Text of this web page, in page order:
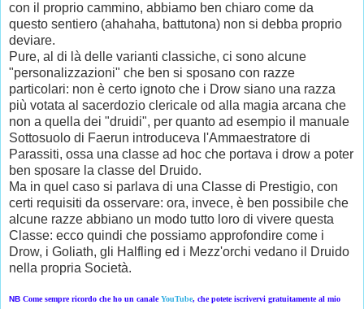
con il proprio cammino, abbiamo ben chiaro come da
questo sentiero (ahahaha, battutona) non si debba proprio
deviare.
Pure, al di là delle varianti classiche, ci sono alcune
"personalizzazioni" che ben si sposano con razze
particolari: non è certo ignoto che i Drow siano una razza
più votata al sacerdozio clericale od alla magia arcana che
non a quella dei "druidi", per quanto ad esempio il manuale
Sottosuolo di Faerun introduceva l'Ammaestratore di
Parassiti, ossa una classe ad hoc che portava i drow a poter
ben sposare la classe del Druido.
Ma in quel caso si parlava di una Classe di Prestigio, con
certi requisiti da osservare: ora, invece, è ben possibile che
alcune razze abbiano un modo tutto loro di vivere questa
Classe: ecco quindi che possiamo approfondire come i
Drow, i Goliath, gli Halfling ed i Mezz'orchi vedano il Druido
nella propria Società.
NB Come sempre ricordo che ho un canaleYouTube, che potete iscrivervi gratuitamente al mio